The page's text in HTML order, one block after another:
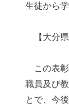
生徒から
【大分県
この表彰
職員及び
とで、今